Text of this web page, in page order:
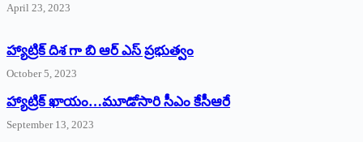
April 23, 2023
హ్యాట్రిక్ దిశ గా బి ఆర్ ఎస్ ప్రభుత్వం
October 5, 2023
హ్యాట్రిక్‌ ‌ఖాయం…మూడోసారి సీఎం కేసీఆరే
September 13, 2023